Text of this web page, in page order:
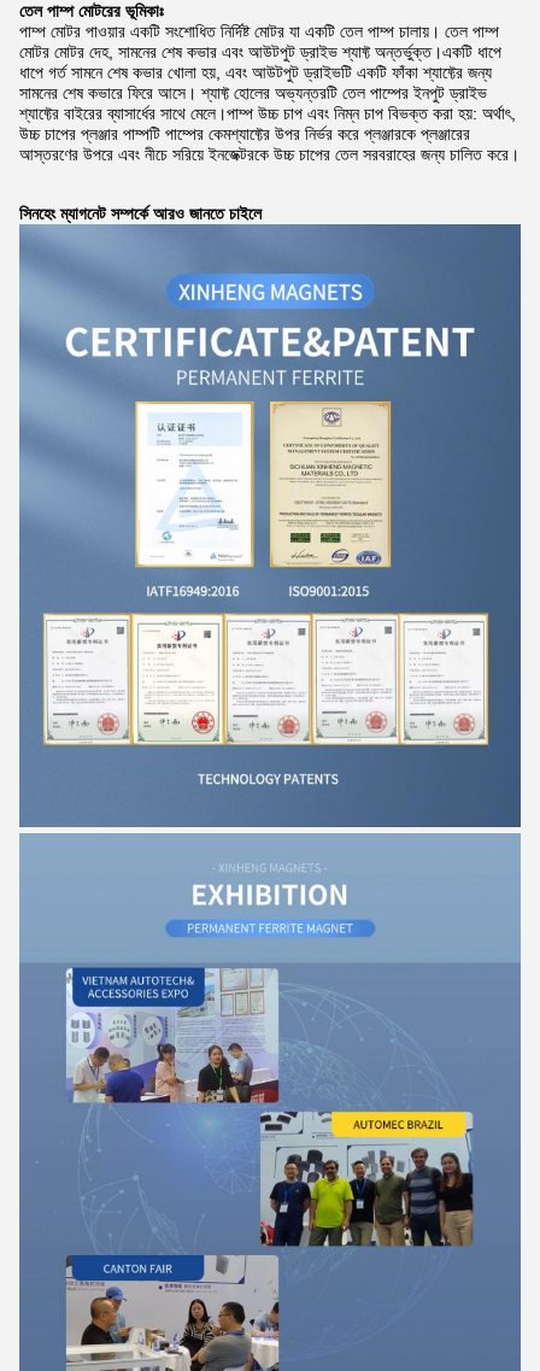
তেল পাম্প মোটরের ভূমিকাঃ
পাম্প মোটর পাওয়ার একটি সংশোধিত নির্দিষ্ট মোটর যা একটি তেল পাম্প চালায়। তেল পাম্প
মোটর মোটর দেহ, সামনের শেষ কভার এবং আউটপুট ড্রাইভ শ্যাফ্ট অন্তর্ভুক্ত।একটি ধাপে
ধাপে গর্ত সামনে শেষ কভার খোলা হয়, এবং আউটপুট ড্রাইভটি একটি ফাঁকা শ্যাফ্টের জন্য
সামনের শেষ কভারে ফিরে আসে। শ্যাফ্ট হোলের অভ্যন্তরটি তেল পাম্পের ইনপুট ড্রাইভ
শ্যাফ্টের বাইরের ব্যাসার্ধের সাথে মেলে।পাম্প উচ্চ চাপ এবং নিম্ন চাপ বিভক্ত করা হয়: অর্থাৎ,
উচ্চ চাপের প্লঞ্জার পাম্পটি পাম্পের কেমশ্যাফ্টের উপর নির্ভর করে প্লঞ্জারকে প্লঞ্জারের
আস্তরণের উপরে এবং নীচে সরিয়ে ইনজেক্টরকে উচ্চ চাপের তেল সরবরাহের জন্য চালিত করে।
সিনহেং ম্যাগনেট সম্পর্কে আরও জানতে চাইলে